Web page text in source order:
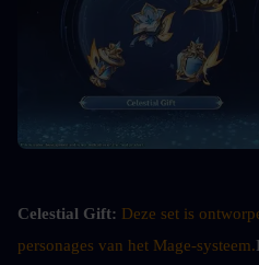
Celestial Gift: Deze set is
personages van het Mage-systeem.